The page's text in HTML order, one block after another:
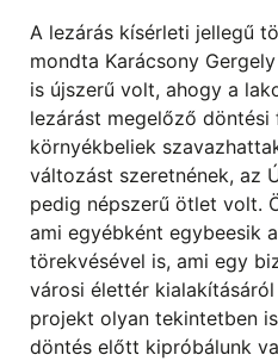
A lezárás kísérleti jellegű
mondta Karácsony
is újszerű volt, ahogy a
lezárást megelőző döntési
környékbeliek
változást szeretnének, az
pedig népszerű ötlet volt.
ami egyébként egybeesik
törekvésével is, ami egy
városi élettér
projekt olyan tekintetben
döntés előtt kipróbálunk